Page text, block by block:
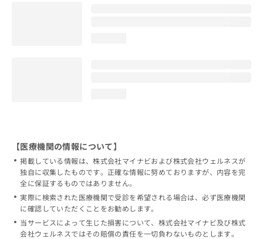
【医療機関の情報について】
掲載している情報は、株式会社マイナビおよび株式会社ウェルネスが
独自に収集したものです。正確な情報に努めておりますが、内容を完
全に保証するものではありません。
実際に検索された医療機関で受診を希望される場合は、必ず医療機関
に確認していただくことをお勧めします。
当サービスによって生じた損害について、株式会社マイナビ及び株式
会社ウェルネスではその賠償の責任を一切負わないものとします。